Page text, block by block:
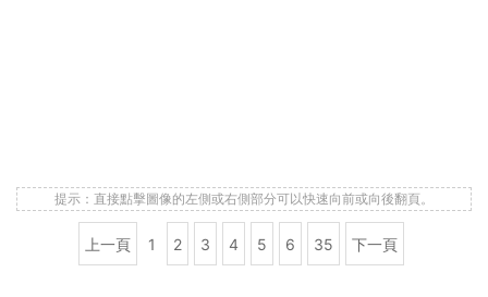
提示：直接點擊圖像的左側或右側部分可以快速向前或向後翻頁。
上一頁 1 2 3 4 5 6 35 下一頁